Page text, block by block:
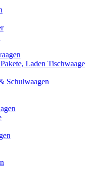
Laden Tischwaage
Schulwaagen